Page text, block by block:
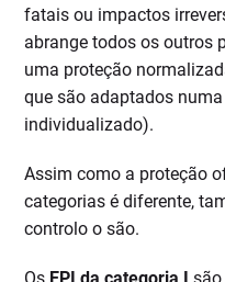
fatais ou impactos
abrange todos os outros
uma proteção
que são adaptados
individualizado).
Assim como a proteção
categorias é diferente,
controlo o são.